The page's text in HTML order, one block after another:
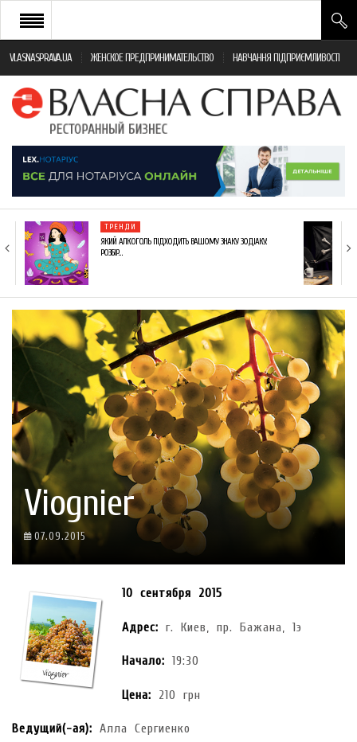
VLASNASPRAVA.UA ЖЕНСКОЕ ПРЕДПРИНИМАТЕЛЬСТВО НАВЧАННЯ ПІДПРИЄМЛИВОСТІ
НОВИНИ РЕСТОРАННОГО БІЗНЕСУ
ЯК ВІДКРИТИ ТА УСПІШНО КЕРУВАТИ
МОНІТОРИНГ ЗАКОНОДАВСТВА
ФРАНЧАЙЗИНГ
КНИГИ
ТРЕНДИ
ЯКИЙ АЛКОГОЛЬ ПІДХОДИТЬ ВАШОМУ ЗНАКУ ЗОДІАКУ:
РОЗБІР…
Viognier
07.09.2015
10 сентября 2015
Адрес: г. Киев, пр. Бажана, 1э
Начало: 19:30
Цена: 210 грн
Ведущий(-ая): Алла Сергиенко